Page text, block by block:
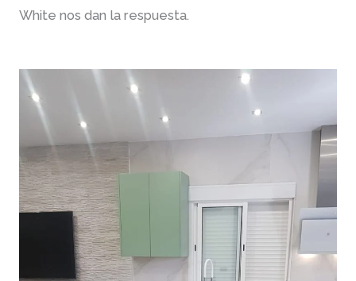
White nos dan la respuesta.